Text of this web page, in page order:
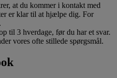
at du kommer i kontakt med
er klar til at hjælpe dig. For
til 3 hverdage, før du har et svar.
vores ofte stillede spørgsmål.